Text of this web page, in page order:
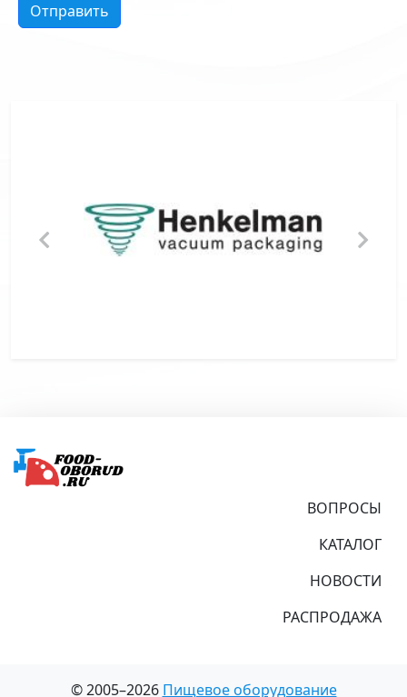
ВОПРОСЫ
КАТАЛОГ
НОВОСТИ
РАСПРОДАЖА
© 2005–2026 Пищевое оборудование